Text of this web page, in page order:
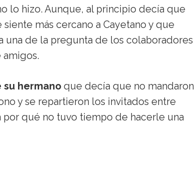
lo hizo. Aunque, al principio decía que
más cercano a Cayetano y que
una de la pregunta de los colaboradores
su hermano que decía que no mandaron
y se repartieron los invitados entre
por qué no tuvo tiempo de hacerle una